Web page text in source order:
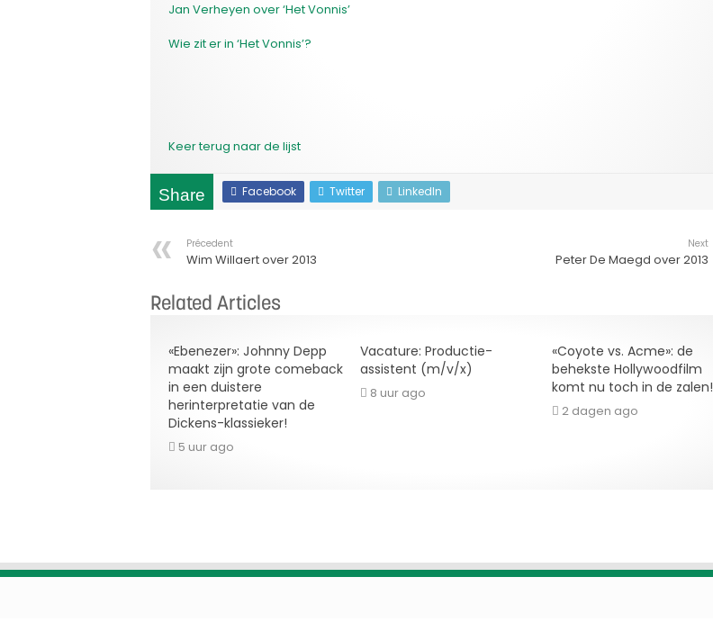
Jan Verheyen over ‘Het Vonnis’
Wie zit er in ‘Het Vonnis’?
Keer terug naar de lijst
Share Facebook Twitter LinkedIn
Précedent
Wim Willaert over 2013
Next
Peter De Maegd over 2013
Related Articles
«Ebenezer»: Johnny Depp
maakt zijn grote comeback
in een duistere
herinterpretatie van de
Dickens-klassieker!
5 uur ago
Vacature: Productie-
assistent (m/v/x)
8 uur ago
«Coyote vs. Acme»: de
behekste Hollywoodfilm
komt nu toch in de zalen!
2 dagen ago